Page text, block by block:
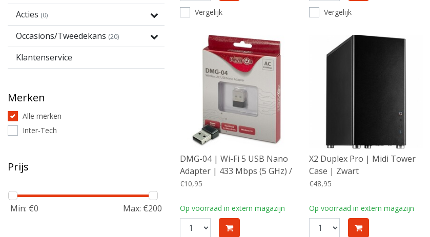
Acties (0)
Occasions/Tweedekans (20)
Klantenservice
Merken
Alle merken
Inter-Tech
Prijs
Min: €0 Max: €200
Vergelijk Vergelijk
DMG-04 | Wi-Fi 5 USB Nano
Adapter | 433 Mbps (5 GHz) /
200 Mbps (2,4 GHz) | USB 2.0
€10,95
Op voorraad in extern magazijn
X2 Duplex Pro | Midi Tower
Case | Zwart
€48,95
Op voorraad in extern magazijn